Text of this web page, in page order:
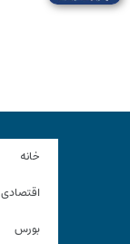
خانه
اقتصادی
بورس